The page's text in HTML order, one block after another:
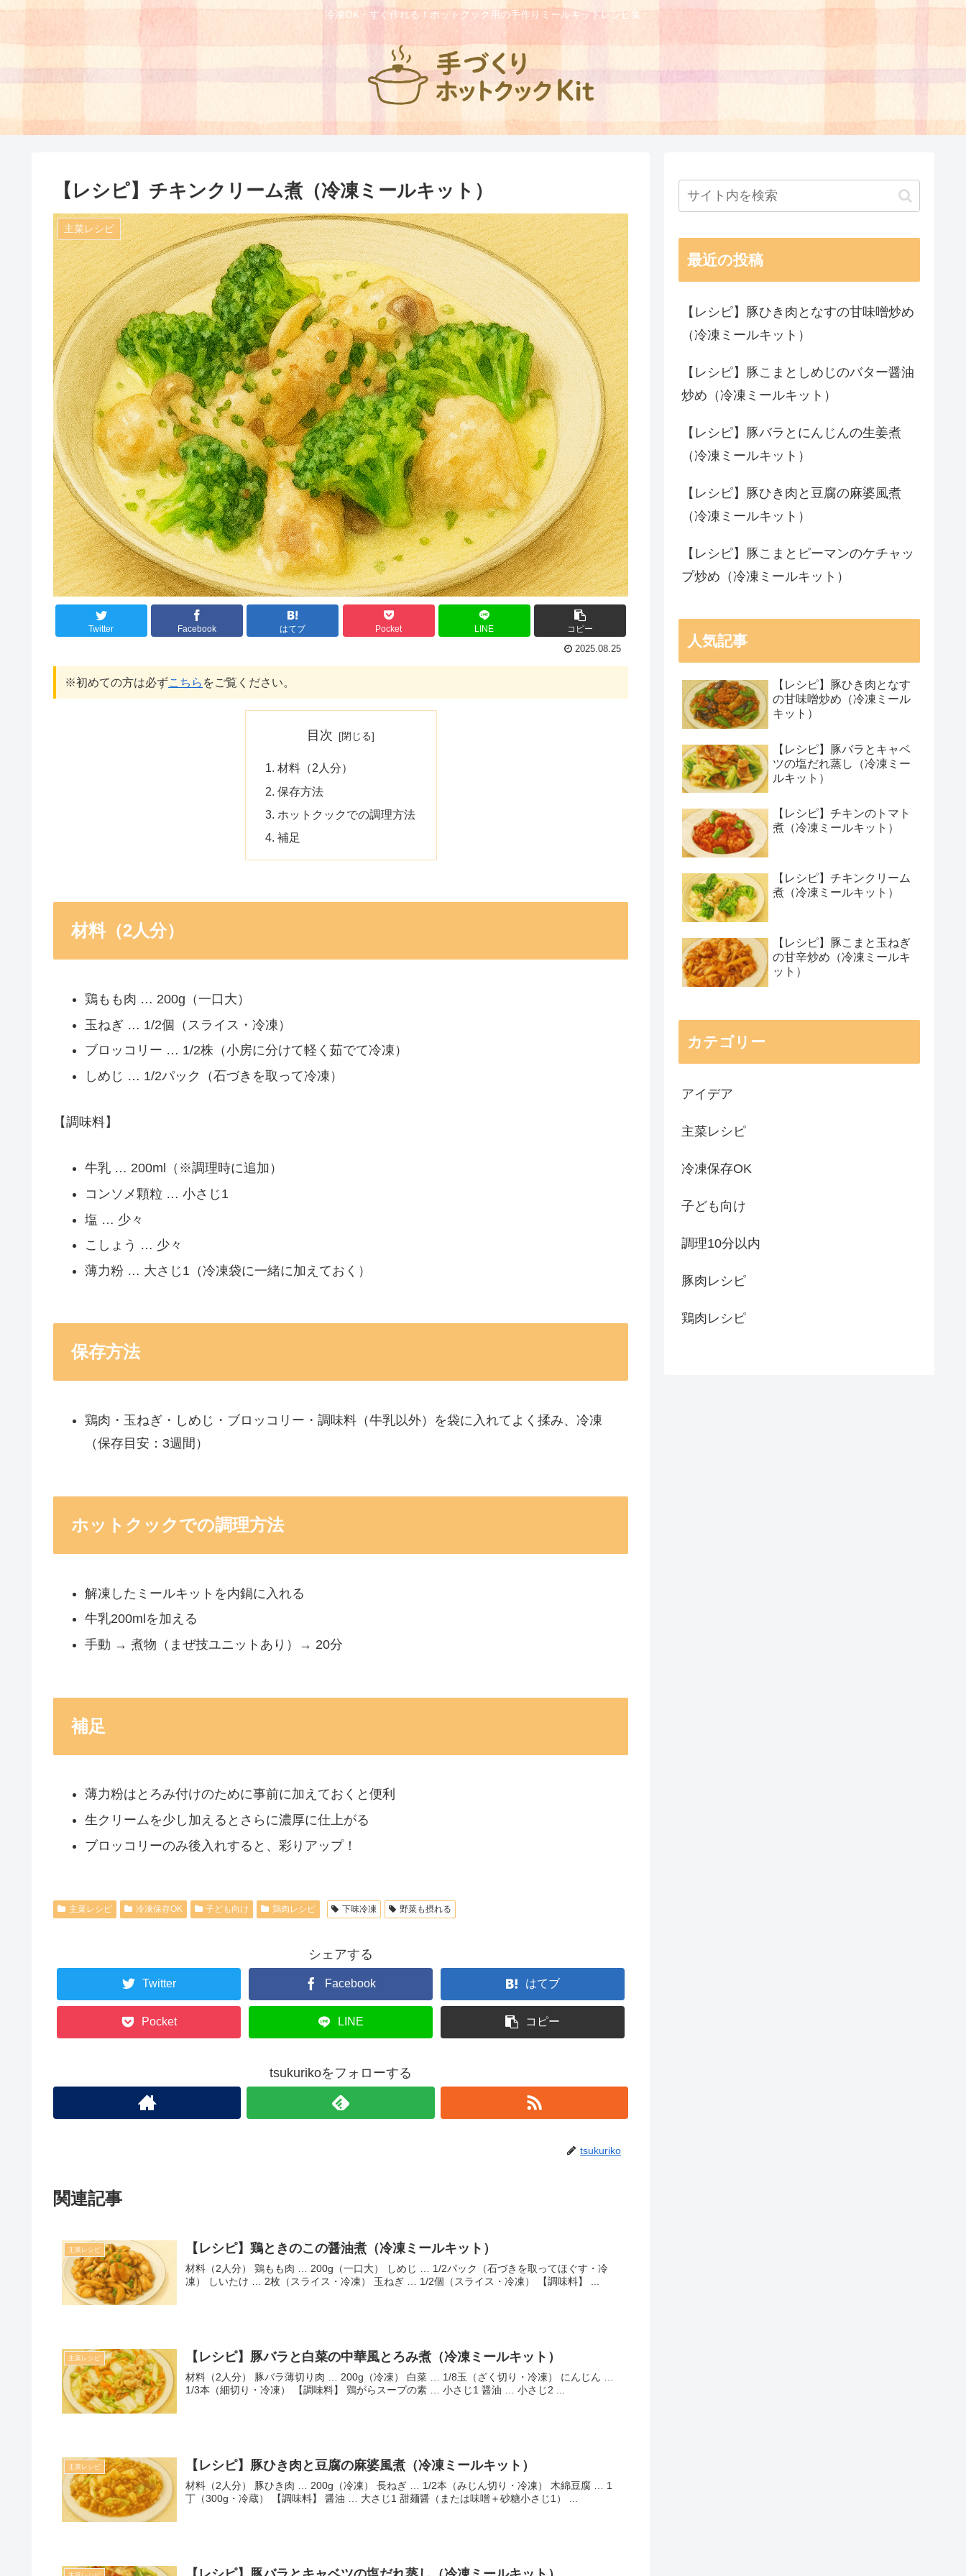
冷凍OK・すぐ作れる！ホットクック用の手作りミールキットレシピ集
【レシピ】チキンクリーム煮（冷凍ミールキット）
主菜レシピ
Twitter Facebook はてブ Pocket LINE コピー
2025.08.25
※初めての方は必ずこちら をご覧ください。
目次
材料（2人分）
保存方法
ホットクックでの調理方法
補足
材料（2人分）
鶏もも肉 … 200g（一口大）
玉ねぎ … 1/2個（スライス・冷凍）
ブロッコリー … 1/2株（小房に分けて軽く茹でて冷凍）
しめじ … 1/2パック（石づきを取って冷凍）
【調味料】
牛乳 … 200ml（※調理時に追加）
コンソメ顆粒 … 小さじ1
塩 … 少々
こしょう … 少々
薄力粉 … 大さじ1（冷凍袋に一緒に加えておく）
保存方法
鶏肉・玉ねぎ・しめじ・ブロッコリー・調味料（牛乳以外）を袋に入れてよく揉み、冷凍
（保存目安：3週間）
ホットクックでの調理方法
解凍したミールキットを内鍋に入れる
牛乳200mlを加える
手動 → 煮物（まぜ技ユニットあり）→ 20分
補足
薄力粉はとろみ付けのために事前に加えておくと便利
生クリームを少し加えるとさらに濃厚に仕上がる
ブロッコリーのみ後入れすると、彩りアップ！
主菜レシピ 冷凍保存OK 子ども向け 鶏肉レシピ 下味冷凍 野菜も摂れる
シェアする
Twitter Facebook はてブ
Pocket LINE コピー
tsukurikoをフォローする
tsukuriko
関連記事
主菜レシピ 【レシピ】鶏ときのこの醤油煮（冷凍ミールキット）
材料（2人分） 鶏もも肉 … 200g（一口大） しめじ … 1/2パック（石づきを取ってほぐす・冷
凍） しいたけ … 2枚（スライス・冷凍） 玉ねぎ … 1/2個（スライス・冷凍） 【調味料】 ...
主菜レシピ 【レシピ】豚バラと白菜の中華風とろみ煮（冷凍ミールキット）
材料（2人分） 豚バラ薄切り肉 … 200g（冷凍） 白菜 … 1/8玉（ざく切り・冷凍） にんじん …
1/3本（細切り・冷凍） 【調味料】 鶏がらスープの素 … 小さじ1 醤油 … 小さじ2 ...
主菜レシピ 【レシピ】豚ひき肉と豆腐の麻婆風煮（冷凍ミールキット）
材料（2人分） 豚ひき肉 … 200g（冷凍） 長ねぎ … 1/2本（みじん切り・冷凍） 木綿豆腐 … 1
丁（300g・冷蔵） 【調味料】 醤油 … 大さじ1 甜麺醤（または味噌＋砂糖小さじ1） ...
最近の投稿
【レシピ】豚ひき肉となすの甘味噌炒め
（冷凍ミールキット）
【レシピ】豚こまとしめじのバター醤油
炒め（冷凍ミールキット）
【レシピ】豚バラとにんじんの生姜煮
（冷凍ミールキット）
【レシピ】豚ひき肉と豆腐の麻婆風煮
（冷凍ミールキット）
【レシピ】豚こまとピーマンのケチャッ
プ炒め（冷凍ミールキット）
人気記事
【レシピ】豚ひき肉となす
の甘味噌炒め（冷凍ミール
キット）
【レシピ】豚バラとキャベ
ツの塩だれ蒸し（冷凍ミー
ルキット）
【レシピ】チキンのトマト
煮（冷凍ミールキット）
【レシピ】チキンクリーム
煮（冷凍ミールキット）
【レシピ】豚こまと玉ねぎ
の甘辛炒め（冷凍ミールキ
ット）
カテゴリー
アイデア
主菜レシピ
冷凍保存OK
子ども向け
調理10分以内
豚肉レシピ
鶏肉レシピ